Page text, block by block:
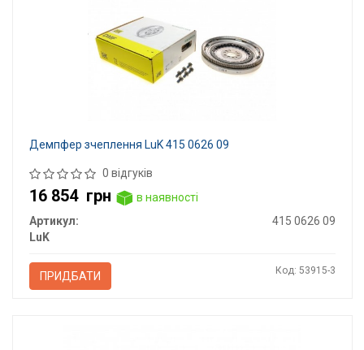
Демпфер зчеплення LuK 415 0626 09
0 відгуків
16 854 грн
в наявності
Артикул:
415 0626 09
LuK
ПРИДБАТИ Код: 53915-3